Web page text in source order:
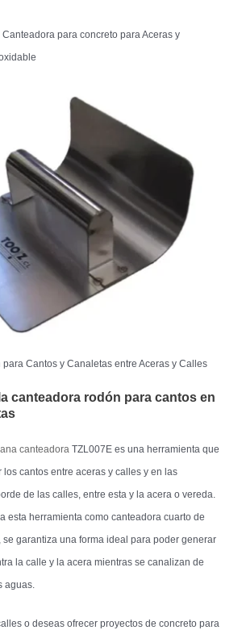
para concreto para Aceras y
Cantos y Canaletas entre Aceras y Calles
canteadora rodón para cantos en
canteadora TZL007E es una herramienta que
cantos entre aceras y calles y en las
de las calles, entre esta y la acera o vereda.
esta herramienta como canteadora cuarto de
se garantiza una forma ideal para poder generar
la calle y la acera mientras se canalizan de
aguas.
o deseas ofrecer proyectos de concreto para